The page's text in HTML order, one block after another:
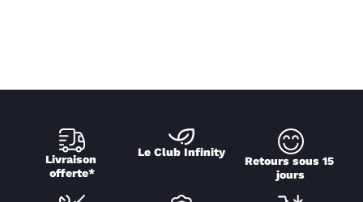
Livraison
offerte*
Le Club Infinity
Retours sous 15
jours